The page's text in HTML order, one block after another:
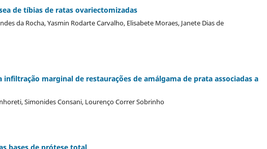
de tíbias de ratas ovariectomizadas
da Rocha, Yasmin Rodarte Carvalho, Elisabete Moraes, Janete Dias de
infiltração marginal de restaurações de amálgama de prata associadas a
Simonides Consani, Lourenço Correr Sobrinho
bases de prótese total